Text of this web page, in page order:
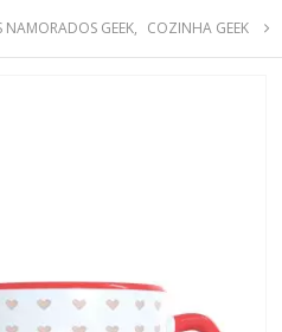
NAMORADOS GEEK, COZINHA GEEK